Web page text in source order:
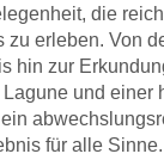
die
zu erleben. Von
hin zur
und einer
für alle